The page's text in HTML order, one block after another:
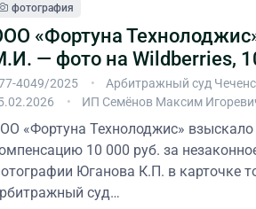
фотография
«Фортуна
— фото на Wildberries,
4049/2025
Арбитражный суд
ИП Семёнов Максим
«Фортуна Технолоджис»
10 000 руб. за
Юганова К.П. в карточке
суд…